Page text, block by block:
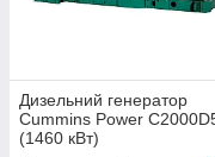
Дизельний генератор
Cummins Power
(1460 кВт)